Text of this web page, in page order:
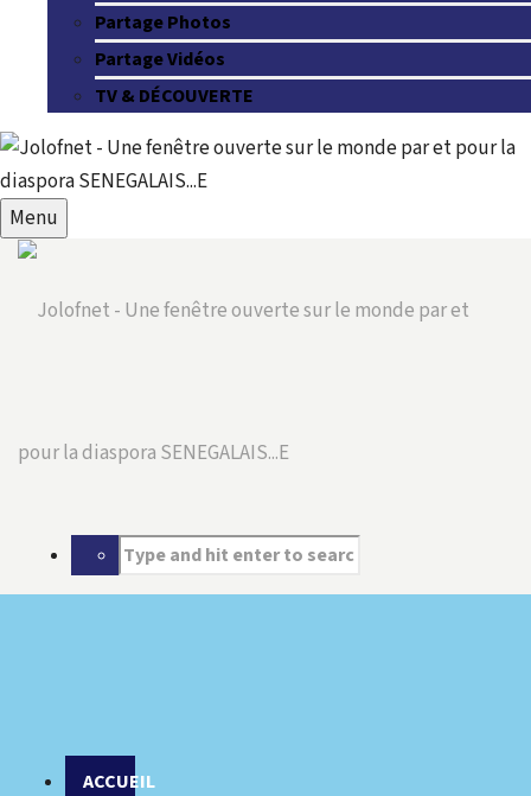
Partage Photos
Partage Vidéos
TV & DÉCOUVERTE
Menu
ACCUEIL